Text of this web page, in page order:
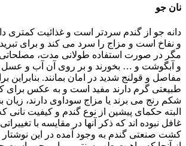
نان جو
دانه جو از گندم سردتر است و غذائیت کمتری
و نفاخ است و مزاج را سرد می کند و برای تبرید
مگر در صورت استفاده طولانی مدت،
و آبگوشت و … بخورند و بر روی آن آب و عسل
مفاصل و قولنج شدید در امان بمانند. بنابراین
طبیعتی گرم دارند مفید است و به عکس برای
شکم رنج می برند یا مزاج سوداوی دارند،
البته حکمای پیشین از نوع گندم و کیفیت
غافل نبوده اند که ذکر آنها در مقایسه با
کشت صنعتی گندم به وجود آمده در این نوشتار